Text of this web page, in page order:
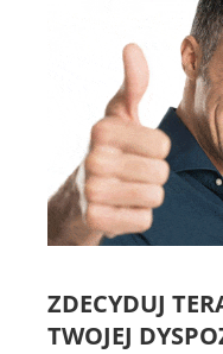
ZDECYDUJ
TWOJEJ